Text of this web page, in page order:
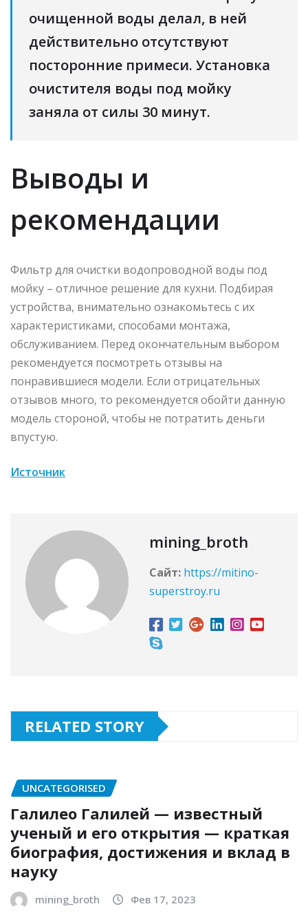
очищенной воды делал, в ней
действительно отсутствуют
посторонние примеси. Установка
очистителя воды под мойку
заняла от силы 30 минут.
Выводы и
рекомендации
Фильтр для очистки водопроводной воды под
мойку – отличное решение для кухни. Подбирая
устройства, внимательно ознакомьтесь с их
характеристиками, способами монтажа,
обслуживанием. Перед окончательным выбором
рекомендуется посмотреть отзывы на
понравившиеся модели. Если отрицательных
отзывов много, то рекомендуется обойти данную
модель стороной, чтобы не потратить деньги
впустую.
Источник
mining_broth
Сайт: https://mitino-
superstroy.ru
RELATED STORY
UNCATEGORISED
Галилео Галилей — известный
ученый и его открытия — краткая
биография, достижения и вклад в
науку
mining_broth Фев 17, 2023